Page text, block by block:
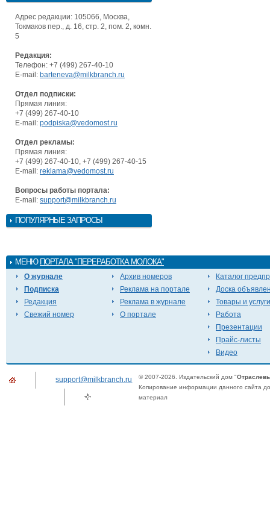
Адрес редакции: 105066, Москва,
Токмаков пер., д. 16, стр. 2, пом. 2, комн.
5
Редакция:
Телефон: +7 (499) 267-40-10
E-mail: barteneva@milkbranch.ru
Отдел подписки:
Прямая линия:
+7 (499) 267-40-10
E-mail: podpiska@vedomost.ru
Отдел рекламы:
Прямая линия:
+7 (499) 267-40-10, +7 (499) 267-40-15
E-mail: reklama@vedomost.ru
Вопросы работы портала:
E-mail: support@milkbranch.ru
ПОПУЛЯРНЫЕ ЗАПРОСЫ
МЕНЮ ПОРТАЛА "ПЕРЕРАБОТКА МОЛОКА"
О журнале
Подписка
Редакция
Свежий номер
Архив номеров
Реклама на портале
Реклама в журнале
О портале
Каталог
Доска
Товары и услуги
Работа
Презентации
Прайс-листы
Видео
support@milkbranch.ru © 2007-2026. Издательский дом "
Копирование информации данного сайта
материал